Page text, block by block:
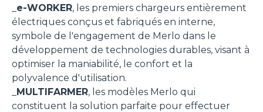
e-WORKER, les premiers chargeurs entièrement
électriques conçus et fabriqués en interne,
symbole de l'engagement de Merlo dans le
développement de technologies durables, visant à
optimiser la maniabilité, le confort et la
polyvalence d'utilisation.
MULTIFARMER, les modèles Merlo qui
constituent la solution parfaite pour effectuer